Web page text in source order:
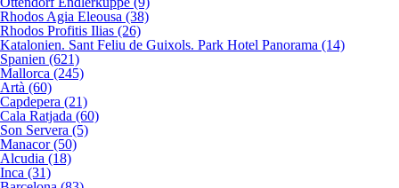
Rhodos Agia Eleousa (38)
Rhodos Profitis Ilias (26)
Katalonien. Sant Feliu de Guixols. Park Hotel Panorama (14)
Spanien (621)
Mallorca (245)
Artà (60)
Capdepera (21)
Cala Ratjada (60)
Son Servera (5)
Manacor (50)
Alcudia (18)
Inca (31)